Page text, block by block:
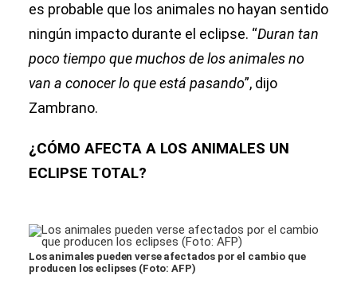
es probable que los animales no hayan sentido
ningún impacto durante el eclipse. “Duran tan
poco tiempo que muchos de los animales no
van a conocer lo que está pasando”, dijo
Zambrano.
¿CÓMO AFECTA A LOS ANIMALES UN
ECLIPSE TOTAL?
Los animales pueden verse afectados por el cambio que
producen los eclipses (Foto: AFP)